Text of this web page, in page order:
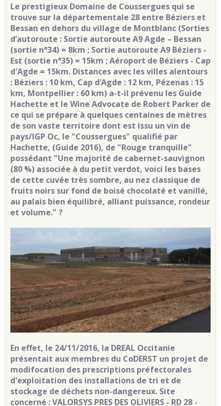
Le prestigieux Domaine de Coussergues qui se
trouve sur la départementale 28 entre Béziers et
Bessan en dehors du village de Montblanc (Sorties
d’autoroute : Sortie autoroute A9 Agde – Bessan
(sortie n°34) = 8km ; Sortie autoroute A9 Béziers -
Est (sortie n°35) = 15km ; Aéroport de Béziers - Cap
d'Agde = 15km. Distances avec les villes alentours
: Béziers : 10 km, Cap d’Agde : 12 km, Pézenas : 15
km, Montpellier : 60 km) a-t-il prévenu les Guide
Hachette et le Wine Advocate de Robert Parker de
ce qui se prépare à quelques centaines de mètres
de son vaste territoire dont est issu un vin de
pays/IGP Oc, le "Coussergues" qualifié par
Hachette, (Guide 2016), de "Rouge tranquille"
possédant "Une majorité de cabernet-sauvignon
(80 %) associée à du petit verdot, voici les bases
de cette cuvée très sombre, au nez classique de
fruits noirs sur fond de boisé chocolaté et vanillé,
au palais bien équilibré, alliant puissance, rondeur
et volume." ?
En effet, le 24/11/2016, la DREAL Occitanie
présentait aux membres du CoDERST un projet de
modifocation des prescriptions préfectorales
d'exploitation des installations de tri et de
stockage de déchets non-dangereux. Site
concerné : VALORSYS PRES DES OLIVIERS - RD 28 -